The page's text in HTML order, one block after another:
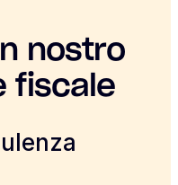
nostro
fiscale